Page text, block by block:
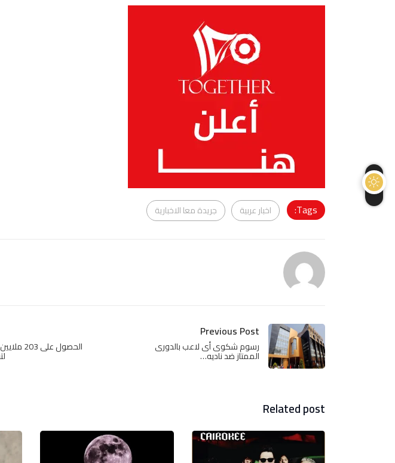
Tags: اخبار عربية جريدة معا الاخبارية
Previous Post
رسوم شكوى أى لاعب بالدورى
الممتاز ضد ناديه…
الحصول
Related post